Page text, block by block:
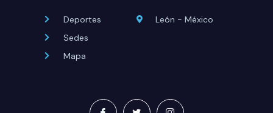
Deportes
Sedes
Mapa
León - México